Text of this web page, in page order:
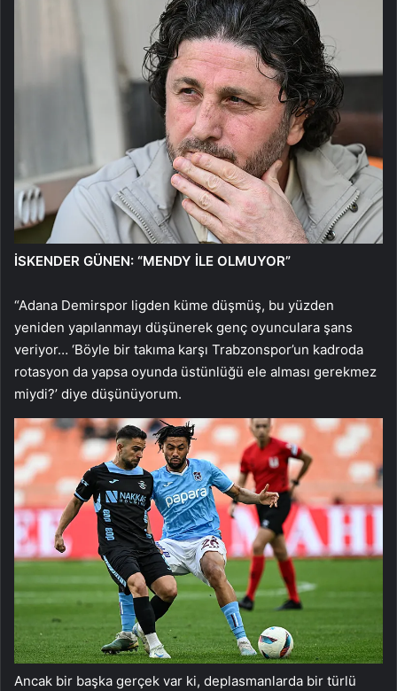
İSKENDER GÜNEN: “MENDY İLE OLMUYOR”
“Adana Demirspor ligden küme düşmüş, bu yüzden
yeniden yapılanmayı düşünerek genç oyunculara şans
veriyor… ‘Böyle bir takıma karşı Trabzonspor’un kadroda
rotasyon da yapsa oyunda üstünlüğü ele alması gerekmez
miydi?’ diye düşünüyorum.
Ancak bir başka gerçek var ki, deplasmanlarda bir türlü